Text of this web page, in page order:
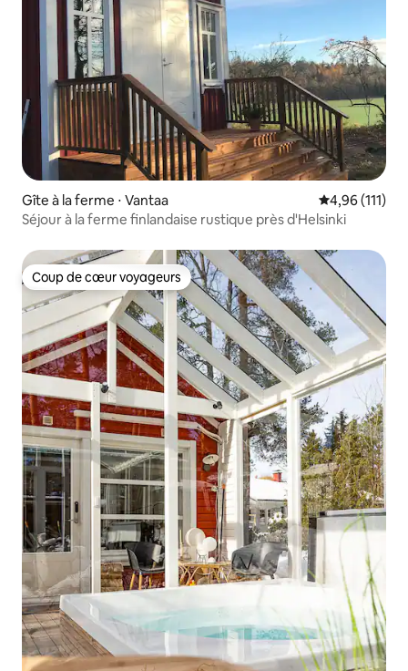
Gîte à la ferme ⋅ Vantaa Évaluation
4,96 (111)
Séjour à la ferme finlandaise rustique près d'Helsinki
Coup de cœur voyageurs
Coup de cœur voyageurs